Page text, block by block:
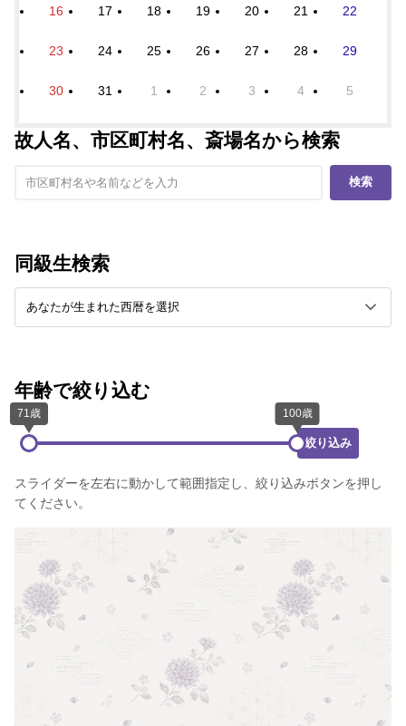
16 17 18 19 20 21 22
23 24 25 26 27 28 29
30 31 1 2 3 4 5
故人名、市区町村名、斎場名から検索
検索
同級生検索
年齢で絞り込む
絞り込み
スライダーを左右に動かして範囲指定し、絞り込みボタンを押し
てください。